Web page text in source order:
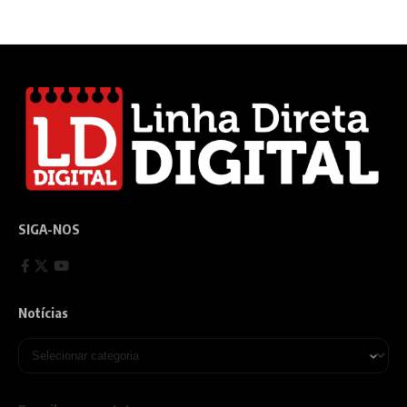
SIGA-NOS
Notícias